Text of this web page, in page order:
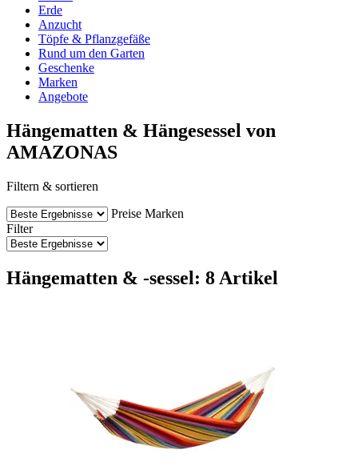
Erde
Anzucht
Töpfe & Pflanzgefäße
Rund um den Garten
Geschenke
Marken
Angebote
Hängematten & Hängesessel von
AMAZONAS
Filtern & sortieren
Preise Marken
Filter
Hängematten & -sessel: 8 Artikel